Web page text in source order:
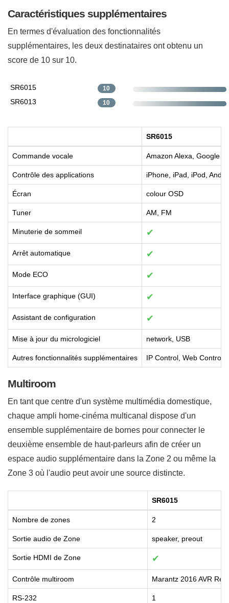
Caractéristiques supplémentaires
En termes d'évaluation des fonctionnalités
supplémentaires, les deux destinataires ont obtenu un
score de 10 sur 10.
SR6015 10
SR6013 10
SR6015
Commande vocale Amazon Alexa, Google
Contrôle des applications iPhone, iPad, iPod,
Écran colour OSD
Tuner AM, FM
Minuterie de sommeil ✔
Arrêt automatique ✔
Mode ECO ✔
Interface graphique (GUI) ✔
Assistant de configuration ✔
Mise à jour du micrologiciel network, USB
Autres fonctionnalités supplémentaires IP Control, Web Control,
Multiroom
En tant que centre d'un système multimédia domestique,
chaque ampli home-cinéma multicanal dispose d'un
ensemble supplémentaire de bornes pour connecter le
deuxième ensemble de haut-parleurs afin de créer un
espace audio supplémentaire dans la Zone 2 ou même la
Zone 3 où l'audio peut avoir une source distincte.
SR6015
Nombre de zones 2
Sortie audio de Zone speaker, preout
Sortie HDMI de Zone ✔
Contrôle multiroom Marantz 2016 AVR
RS-232 1